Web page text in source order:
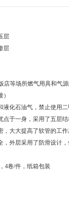
层
层
店等场所燃气用具和气
液化石油气，禁止使用
点于一身，采用了五层
，大大提高了软管的工
，外层采用了防滑设计
4卷/件，纸箱包装